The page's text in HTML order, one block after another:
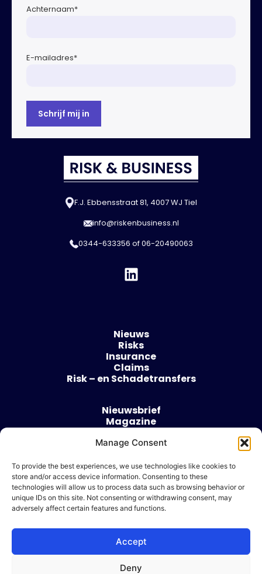
Manage Consent
To provide the best experiences, we use technologies like cookies to
store and/or access device information. Consenting to these
technologies will allow us to process data such as browsing behavior or
unique IDs on this site. Not consenting or withdrawing consent, may
adversely affect certain features and functions.
Accept
Deny
Achternaam*
E-mailadres*
F.J. Ebbensstraat 81, 4007 WJ Tiel
info@riskenbusiness.nl
0344-633356 of06-20490063
Nieuws
Risks
Insurance
Claims
Risk – en Schadetransfers
Nieuwsbrief
Magazine
Over
Algemene voorwaarden
Cookie beleid
Ik wil adverteren